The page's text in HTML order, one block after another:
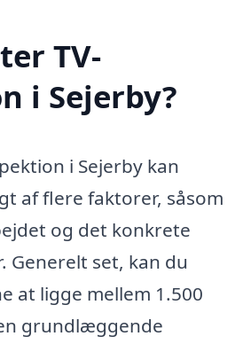
TV-
i Sejerby?
i Sejerby kan
af flere faktorer, såsom
og det konkrete
set, kan du
at ligge mellem 1.500
grundlæggende